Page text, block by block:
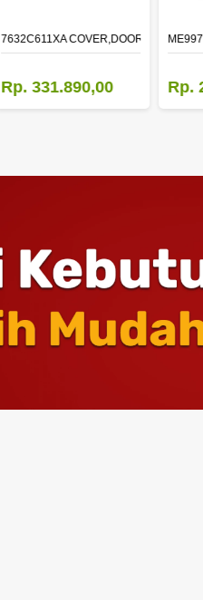
7632C611XA COVER,DOOR
Rp. 331.890,00 Rp.